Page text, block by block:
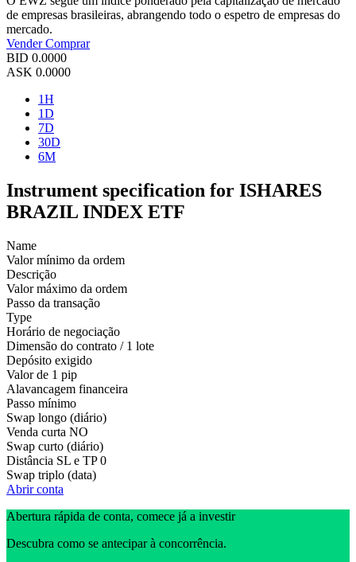
de empresas brasileiras, abrangendo todo o espetro de empresas do
mercado.
VenderComprar
BID 0.0000
ASK 0.0000
1H
1D
7D
30D
6M
Instrument specification for ISHARES
BRAZIL INDEX ETF
Name
Valor mínimo da ordem
Descrição
Valor máximo da ordem
Passo da transação
Type
Horário de negociação
Dimensão do contrato / 1 lote
Depósito exigido
Valor de 1 pip
Alavancagem financeira
Passo mínimo
Swap longo (diário)
Venda curta NO
Swap curto (diário)
Distância SL e TP 0
Swap triplo (data)
Abrir conta
Abertura rápida de conta, comece já a investir
Descubra como se antecipar à concorrência.